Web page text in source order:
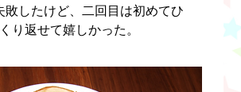
敗したけど、二回目は初めてひ
り返せて嬉しかった。